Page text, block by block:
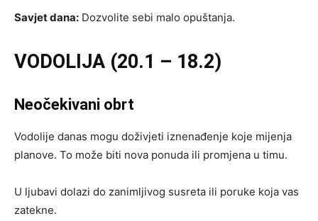
Savjet dana: Dozvolite sebi malo opuštanja.
VODOLIJA (20.1 – 18.2)
Neočekivani obrt
Vodolije danas mogu doživjeti iznenađenje koje mijenja
planove. To može biti nova ponuda ili promjena u timu.
U ljubavi dolazi do zanimljivog susreta ili poruke koja vas
zatekne.